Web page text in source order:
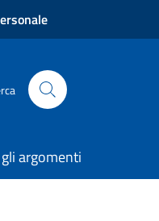
argomenti